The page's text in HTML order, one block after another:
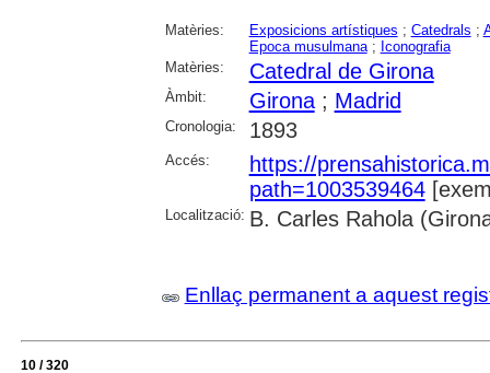
Matèries: Exposicions artístiques ; Catedrals ;
Epoca musulmana; Iconografia
Matèries:
Catedral de Girona
Àmbit: Girona; Madrid
Cronologia: 1893
Accés:
https://
path=1003539464
Localització: B. Carles Rahola
Enllaç permanent a aquest
10 / 320